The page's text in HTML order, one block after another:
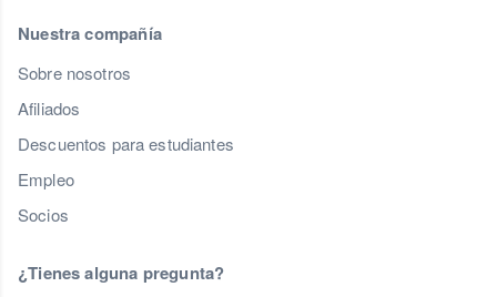
Nuestra compañía
Sobre nosotros
Afiliados
Descuentos para estudiantes
Empleo
Socios
¿Tienes alguna pregunta?